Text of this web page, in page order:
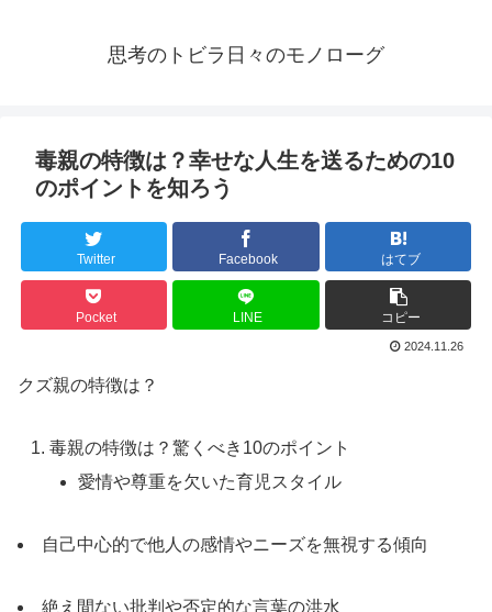
思考のトビラ日々のモノローグ
毒親の特徴は？幸せな人生を送るための10
のポイントを知ろう
Twitter Facebook はてブ
Pocket LINE コピー
2024.11.26
クズ親の特徴は？
毒親の特徴は？驚くべき10のポイント
愛情や尊重を欠いた育児スタイル
自己中心的で他人の感情やニーズを無視する傾向
絶え間ない批判や否定的な言葉の洪水